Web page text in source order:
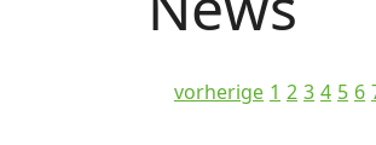
vorherige 1 2 3 4 5 6